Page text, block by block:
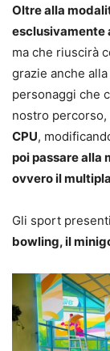
Oltre alla
esclusivamente
ma che riuscirà
grazie anche
personaggi che
nostro percorso,
CPU,
poi passare alla
ovvero il
Gli sport
bowling, il